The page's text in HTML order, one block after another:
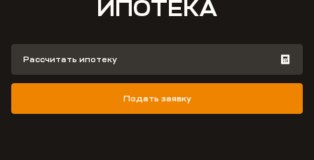
ИПОТЕКА
Подать заявку
Рассчитать ипотеку